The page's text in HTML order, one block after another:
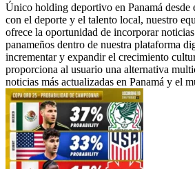
Único holding deportivo en Panamá
con el deporte y el talento local, nuestro
ofrece la oportunidad de incorporar
panameños dentro de nuestra plataforma
incrementar y expandir el crecimiento
proporciona al usuario una alternativa
noticias más actualizadas en Panamá y el